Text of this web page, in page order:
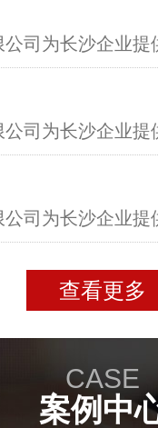
司为长沙企业提
司为长沙企业提
司为长沙企业提
查看更多
CASE
案例中